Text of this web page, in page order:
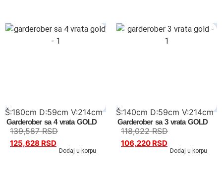
Š:180cm D:59cm V:214cm
Garderober sa 4 vrata GOLD
139,587RSD
125,628 RSD
Dodaj u korpu
Š:140cm D:59cm V:214cm
Garderober sa 3 vrata GOLD
118,022RSD
106,220 RSD
Dodaj u korpu